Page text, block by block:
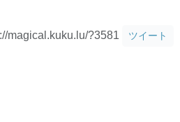
magical.kuku.lu/?3581 ツイート